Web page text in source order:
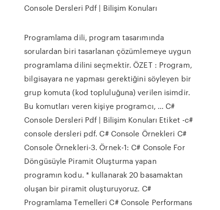
Console Dersleri Pdf | Bilişim Konuları
Programlama dili, program tasarımında
sorulardan biri tasarlanan çözümlemeye uygun
programlama dilini seçmektir. ÖZET : Program,
bilgisayara ne yapması gerektiğini söyleyen bir
grup komuta (kod topluluğuna) verilen isimdir.
Bu komutları veren kişiye programcı, … C#
Console Dersleri Pdf | Bilişim Konuları Etiket -c#
console dersleri pdf. C# Console Örnekleri C#
Console Örnekleri-3. Örnek-1: C# Console For
Döngüsüyle Piramit Oluşturma yapan
programın kodu. * kullanarak 20 basamaktan
oluşan bir piramit oluşturuyoruz. C#
Programlama Temelleri C# Console Performans